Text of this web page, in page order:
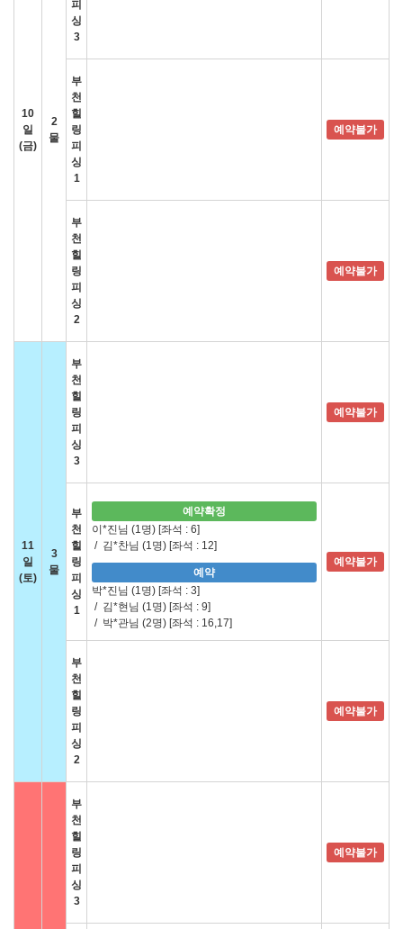
10
일
(금)
2
물
피
싱
3
부
천
힐
링
피
싱
1
예약불가
부
천
힐
링
피
싱
2
예약불가
11
일
(토)
3
물
부
천
힐
링
피
싱
3
예약불가
부
천
힐
링
피
싱
1
예약확정
이*진님 (1명) [좌석 : 6]
/ 김*찬님 (1명) [좌석 : 12]
예약
박*진님 (1명) [좌석 : 3]
/ 김*현님 (1명) [좌석 : 9]
/ 박*관님 (2명) [좌석 : 16,17]
예약불가
부
천
힐
링
피
싱
2
예약불가
부
천
힐
링
피
싱
3
예약불가